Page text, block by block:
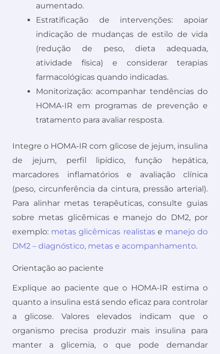
aumentado.
Estratificação de intervenções: apoiar
indicação de mudanças de estilo de vida
(redução de peso, dieta adequada,
atividade física) e considerar terapias
farmacológicas quando indicadas.
Monitorização: acompanhar tendências do
HOMA-IR em programas de prevenção e
tratamento para avaliar resposta.
Integre o HOMA-IR com glicose de jejum, insulina
de jejum, perfil lipídico, função hepática,
marcadores inflamatórios e avaliação clínica
(peso, circunferência da cintura, pressão arterial).
Para alinhar metas terapêuticas, consulte guias
sobre metas glicêmicas e manejo do DM2, por
exemplo: metas glicêmicas realistase manejo do
DM2 – diagnóstico, metas e acompanhamento.
Orientação ao paciente
Explique ao paciente que o HOMA-IR estima o
quanto a insulina está sendo eficaz para controlar
a glicose. Valores elevados indicam que o
organismo precisa produzir mais insulina para
manter a glicemia, o que pode demandar